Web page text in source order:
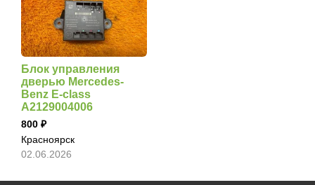
Блок управления
дверью Mercedes-
Benz E-class
A2129004006
800
Красноярск
02.06.2026